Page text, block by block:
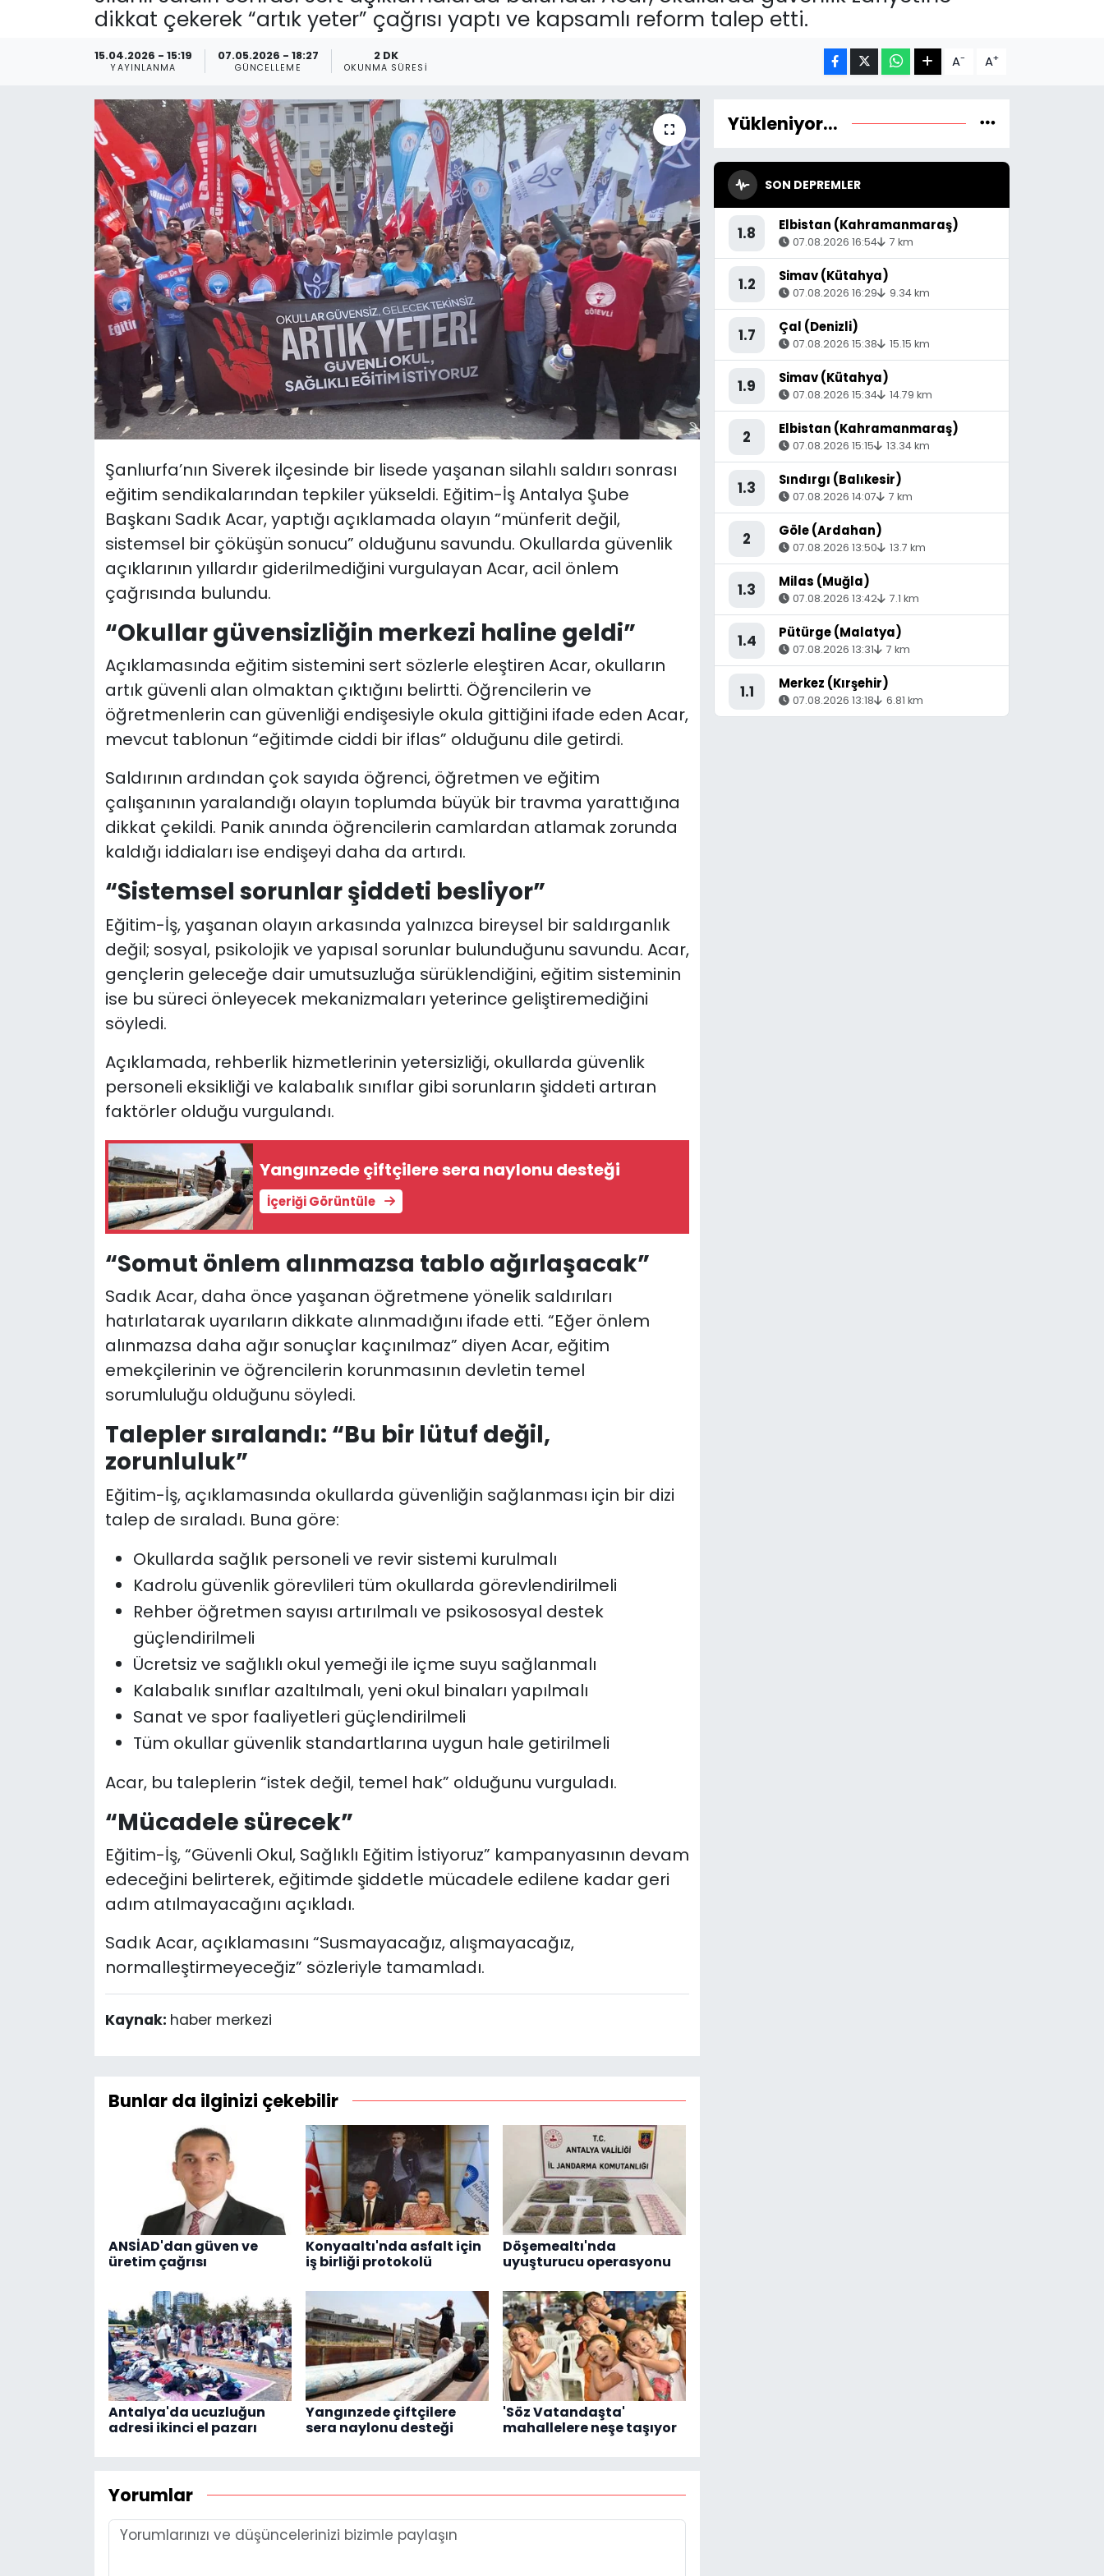
dikkat çekerek “artık yeter” çağrısı yaptı ve kapsamlı reform talep etti.
15.04.2026 - 15:19
YAYINLANMA
07.05.2026 - 18:27
GÜNCELLEME
2 DK
OKUNMA SÜRESI A- A+
Şanlıurfa’nın Siverek ilçesinde bir lisede yaşanan silahlı saldırı sonrası
eğitim sendikalarından tepkiler yükseldi. Eğitim-İş Antalya Şube
Başkanı Sadık Acar, yaptığı açıklamada olayın “münferit değil,
sistemsel bir çöküşün sonucu” olduğunu savundu. Okullarda güvenlik
açıklarının yıllardır giderilmediğini vurgulayan Acar, acil önlem
çağrısında bulundu.
“Okullar güvensizliğin merkezi haline geldi”
Açıklamasında eğitim sistemini sert sözlerle eleştiren Acar, okulların
artık güvenli alan olmaktan çıktığını belirtti. Öğrencilerin ve
öğretmenlerin can güvenliği endişesiyle okula gittiğini ifade eden Acar,
mevcut tablonun “eğitimde ciddi bir iflas” olduğunu dile getirdi.
Saldırının ardından çok sayıda öğrenci, öğretmen ve eğitim
çalışanının yaralandığı olayın toplumda büyük bir travma yarattığına
dikkat çekildi. Panik anında öğrencilerin camlardan atlamak zorunda
kaldığı iddiaları ise endişeyi daha da artırdı.
“Sistemsel sorunlar şiddeti besliyor”
Eğitim-İş, yaşanan olayın arkasında yalnızca bireysel bir saldırganlık
değil; sosyal, psikolojik ve yapısal sorunlar bulunduğunu savundu. Acar,
gençlerin geleceğe dair umutsuzluğa sürüklendiğini, eğitim sisteminin
ise bu süreci önleyecek mekanizmaları yeterince geliştiremediğini
söyledi.
Açıklamada, rehberlik hizmetlerinin yetersizliği, okullarda güvenlik
personeli eksikliği ve kalabalık sınıflar gibi sorunların şiddeti artıran
faktörler olduğu vurgulandı.
Yangınzede çiftçilere sera naylonu desteği
İçeriği Görüntüle
“Somut önlem alınmazsa tablo ağırlaşacak”
Sadık Acar, daha önce yaşanan öğretmene yönelik saldırıları
hatırlatarak uyarıların dikkate alınmadığını ifade etti. “Eğer önlem
alınmazsa daha ağır sonuçlar kaçınılmaz” diyen Acar, eğitim
emekçilerinin ve öğrencilerin korunmasının devletin temel
sorumluluğu olduğunu söyledi.
Talepler sıralandı: “Bu bir lütuf değil,
zorunluluk”
Eğitim-İş, açıklamasında okullarda güvenliğin sağlanması için bir dizi
talep de sıraladı. Buna göre:
Okullarda sağlık personeli ve revir sistemi kurulmalı
Kadrolu güvenlik görevlileri tüm okullarda görevlendirilmeli
Rehber öğretmen sayısı artırılmalı ve psikososyal destek
güçlendirilmeli
Ücretsiz ve sağlıklı okul yemeği ile içme suyu sağlanmalı
Kalabalık sınıflar azaltılmalı, yeni okul binaları yapılmalı
Sanat ve spor faaliyetleri güçlendirilmeli
Tüm okullar güvenlik standartlarına uygun hale getirilmeli
Acar, bu taleplerin “istek değil, temel hak” olduğunu vurguladı.
“Mücadele sürecek”
Eğitim-İş, “Güvenli Okul, Sağlıklı Eğitim İstiyoruz” kampanyasının devam
edeceğini belirterek, eğitimde şiddetle mücadele edilene kadar geri
adım atılmayacağını açıkladı.
Sadık Acar, açıklamasını “Susmayacağız, alışmayacağız,
normalleştirmeyeceğiz” sözleriyle tamamladı.
Kaynak: haber merkezi
Bunlar da ilginizi çekebilir
ANSİAD'dan güven ve
üretim çağrısı
Konyaaltı'nda asfalt için
iş birliği protokolü
Döşemealtı'nda
uyuşturucu operasyonu
Antalya'da ucuzluğun
adresi ikinci el pazarı
Yangınzede çiftçilere
sera naylonu desteği
'Söz Vatandaşta'
mahallelere neşe taşıyor
Yorumlar
Yükleniyor...
SON DEPREMLER
1.8 Elbistan (Kahramanmaraş)
07.08.2026 16:54 7 km
1.2 Simav (Kütahya)
07.08.2026 16:29 9.34 km
1.7 Çal (Denizli)
07.08.2026 15:38 15.15 km
1.9 Simav (Kütahya)
07.08.2026 15:34 14.79 km
2 Elbistan (Kahramanmaraş)
07.08.2026 15:15 13.34 km
1.3 Sındırgı (Balıkesir)
07.08.2026 14:07 7 km
2 Göle (Ardahan)
07.08.2026 13:50 13.7 km
1.3 Milas (Muğla)
07.08.2026 13:42 7.1 km
1.4 Pütürge (Malatya)
07.08.2026 13:31 7 km
1.1 Merkez (Kırşehir)
07.08.2026 13:18 6.81 km
Teknoloji
Resmi İlanlar
Teknoloji
Gizlilik Sözleşmesi
İletişim